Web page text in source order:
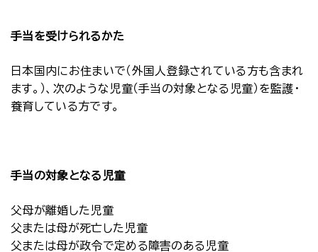
手当を受けられるかた
日本国内にお住まいで（外国人登録されている方も含まれ
ます。）、次のような児童（手当の対象となる児童）を監護・
養育している方です。
手当の対象となる児童
父母が離婚した児童
父または母が死亡した児童
父または母が政令で定める障害のある児童